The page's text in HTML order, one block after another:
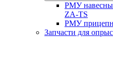
РМУ
ZA-TS
РМУ
Запчасти для